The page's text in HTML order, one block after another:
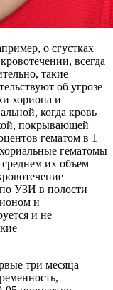
о сгустках
всегда
такие
об угрозе
хориона и
когда кровь
покрывающей
гематом в 1
гематомы
их объем
УЗИ в полости
и
и не
три месяца
—